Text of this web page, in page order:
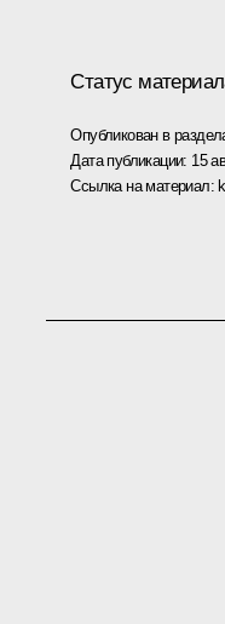
Статус
Опубликован в
Дата публикации: 15
Ссылка на материал: